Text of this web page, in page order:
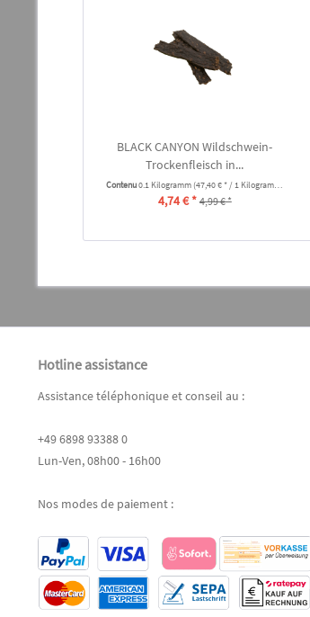
BLACK CANYON Wildschwein-
Trockenfleisch in...
Contenu0.1 Kilogramm(47,40 € * / 1 Kilogramm)
4,74 € * 4,99 € *
Hotline assistance
Assistance téléphonique et conseil au :
+49 6898 93388 0
Lun-Ven, 08h00 - 16h00
Nos modes de paiement :